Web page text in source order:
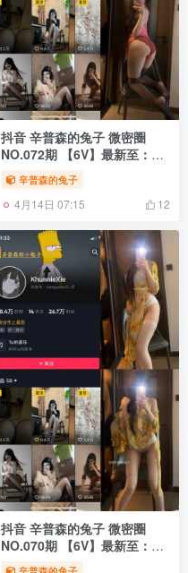
抖音 辛普森的兔子 微密圈
NO.072期 【6V】最新至：
2025.2.21
辛普森的兔子
4月14日 07:15 12
抖音 辛普森的兔子 微密圈
NO.070期 【6V】最新至：
2025.2.2